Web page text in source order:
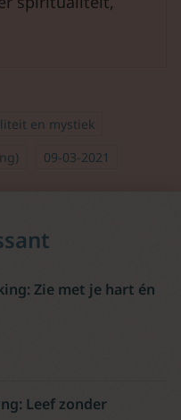
en mystiek
09-03-2021
Zie met je hart én
Leef zonder